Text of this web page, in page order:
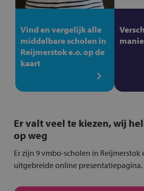
Vind en vergelijk alle
middelbare scholen in
Reijmerstok e.o. op de
kaart
Er valt veel te kiezen, wij
op weg
Er zijn 9 vmbo-scholen in Reijmerstok
uitgebreide online presentatiepagina.